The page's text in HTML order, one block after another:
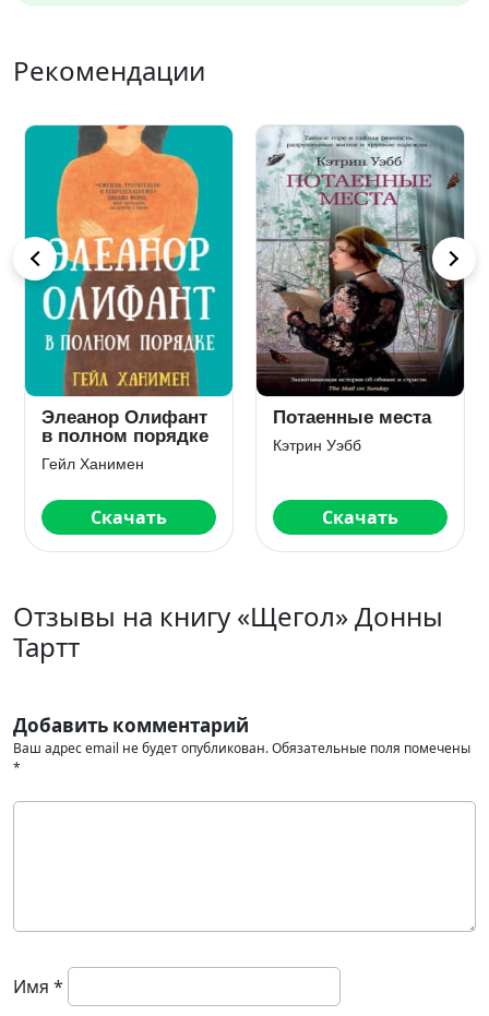
Рекомендации
Убийство
Командора. Книга
2. Ускользающая
метафора
Харуки Мураками
Скачать
Безумно богатые
азиаты
Скачать
Отзывы на книгу «Щегол» Донны
Тартт
Добавить комментарий
Ваш адрес email не будет опубликован.Обязательные поля помечены
*
Имя *